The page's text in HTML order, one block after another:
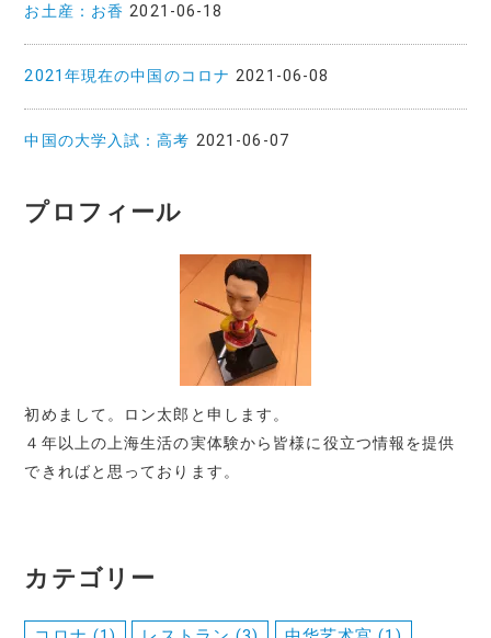
お土産：お香 2021-06-18
2021年現在の中国のコロナ 2021-06-08
中国の大学入試：高考 2021-06-07
プロフィール
初めまして。ロン太郎と申します。
４年以上の上海生活の実体験から皆様に役立つ情報を提供
できればと思っております。
カテゴリー